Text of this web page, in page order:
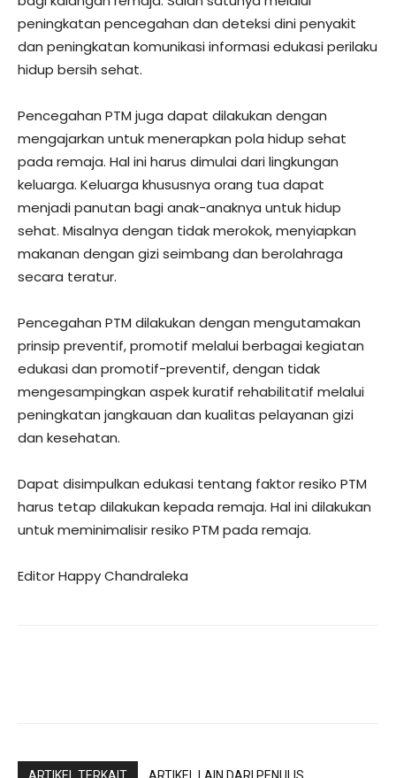
peningkatan pencegahan dan deteksi dini penyakit
dan peningkatan komunikasi informasi edukasi perilaku
hidup bersih sehat.
Pencegahan PTM juga dapat dilakukan dengan
mengajarkan untuk menerapkan pola hidup sehat
pada remaja. Hal ini harus dimulai dari lingkungan
keluarga. Keluarga khususnya orang tua dapat
menjadi panutan bagi anak-anaknya untuk hidup
sehat. Misalnya dengan tidak merokok, menyiapkan
makanan dengan gizi seimbang dan berolahraga
secara teratur.
Pencegahan PTM dilakukan dengan mengutamakan
prinsip preventif, promotif melalui berbagai kegiatan
edukasi dan promotif-preventif, dengan tidak
mengesampingkan aspek kuratif rehabilitatif melalui
peningkatan jangkauan dan kualitas pelayanan gizi
dan kesehatan.
Dapat disimpulkan edukasi tentang faktor resiko PTM
harus tetap dilakukan kepada remaja. Hal ini dilakukan
untuk meminimalisir resiko PTM pada remaja.
Editor Happy Chandraleka